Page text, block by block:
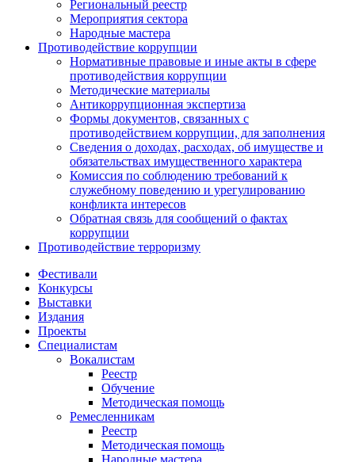
Региональный реестр
Мероприятия сектора
Народные мастера
Противодействие коррупции
Нормативные правовые и иные акты в сфере
противодействия коррупции
Методические материалы
Антикоррупционная экспертиза
Формы документов, связанных с
противодействием коррупции, для заполнения
Сведения о доходах, расходах, об имуществе и
обязательствах имущественного характера
Комиссия по соблюдению требований к
служебному поведению и урегулированию
конфликта интересов
Обратная связь для сообщений о фактах
коррупции
Противодействие терроризму
Фестивали
Конкурсы
Выставки
Издания
Проекты
Специалистам
Вокалистам
Реестр
Обучение
Методическая помощь
Ремесленникам
Реестр
Методическая помощь
Народные мастера